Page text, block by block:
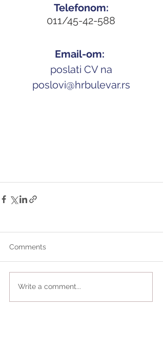
Telefonom:
011/45-42-588
Email-om:
poslati CV na
poslovi@hrbulevar.rs
Comments
Write a comment...